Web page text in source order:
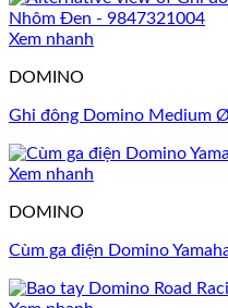
Xem nhanh
DOMINO
Ghi đông Domino Medium
Xem nhanh
DOMINO
Cùm ga điện Domino